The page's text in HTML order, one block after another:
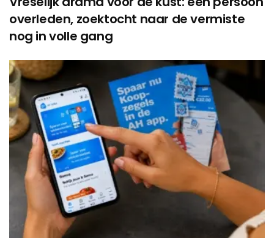
overleden, zoektocht naar de vermiste
nog in volle gang